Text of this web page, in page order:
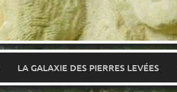
LA GALAXIE DES PIERRES LEVÉES